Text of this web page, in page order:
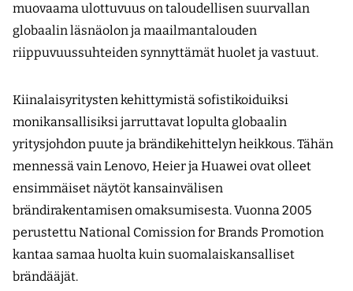
muovaama ulottuvuus on taloudellisen suurvallan
globaalin läsnäolon ja maailmantalouden
riippuvuussuhteiden synnyttämät huolet ja vastuut.
Kiinalaisyritysten kehittymistä sofistikoiduiksi
monikansallisiksi jarruttavat lopulta globaalin
yritysjohdon puute ja brändikehittelyn heikkous. Tähän
mennessä vain Lenovo, Heier ja Huawei ovat olleet
ensimmäiset näytöt kansainvälisen
brändirakentamisen omaksumisesta. Vuonna 2005
perustettu National Comission for Brands Promotion
kantaa samaa huolta kuin suomalaiskansalliset
brändääjät.